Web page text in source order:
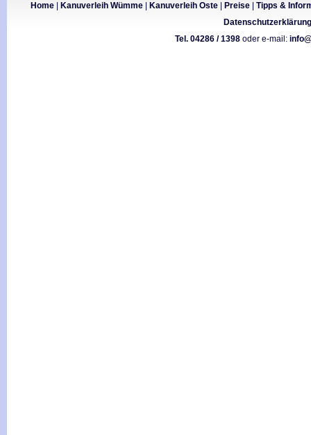
Home| Kanuverleih Wümme| Kanuverleih Oste| Preise| Tipps &
Datenschutzerklärung
Tel. 04286 / 1398 oder e-mail: